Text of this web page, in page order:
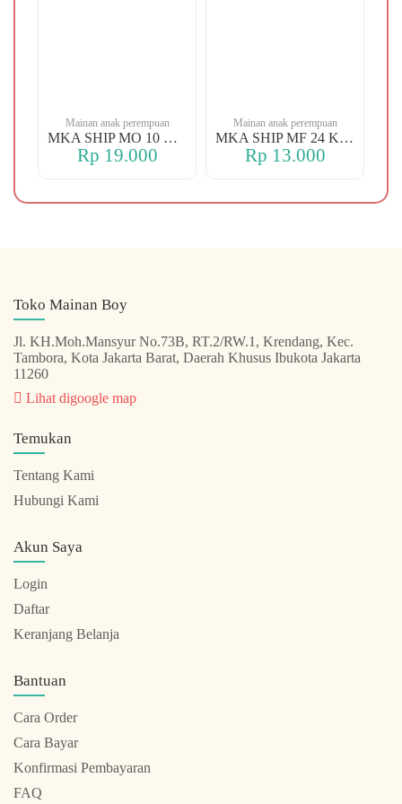
Mainan anak perempuan
MKA SHIP MO 10 CHERRY
Rp 19.000
Mainan anak perempuan
MKA SHIP MF 24 KERANJANG
Rp 13.000
Toko Mainan Boy
Jl. KH.Moh.Mansyur No.73B, RT.2/RW.1, Krendang, Kec.
Tambora, Kota Jakarta Barat, Daerah Khusus Ibukota Jakarta
11260
Lihat digoogle map
Temukan
Tentang Kami
Hubungi Kami
Akun Saya
Login
Daftar
Keranjang Belanja
Bantuan
Cara Order
Cara Bayar
Konfirmasi Pembayaran
FAQ